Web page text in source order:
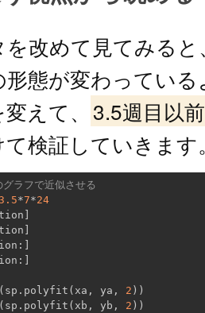
改めて見てみる
態が変わってい
えて、
3.5週目以前
検証していきます
ラフで近似させる
*7*24
ya,
2 ))
yb,
2 ))